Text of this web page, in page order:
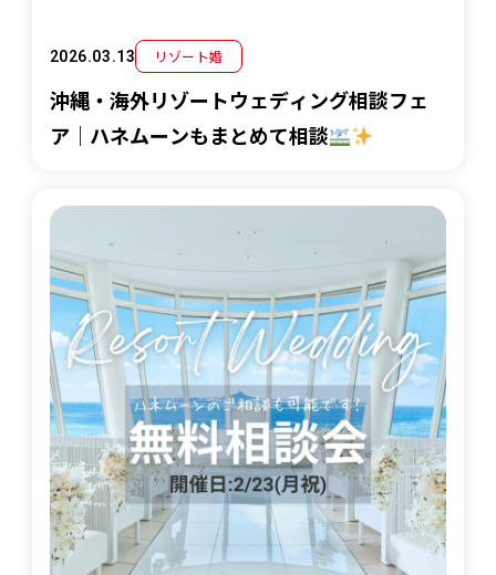
2026.03.13 リゾート婚
沖縄・海外リゾートウェディング相談フェ
ア｜ハネムーンもまとめて相談